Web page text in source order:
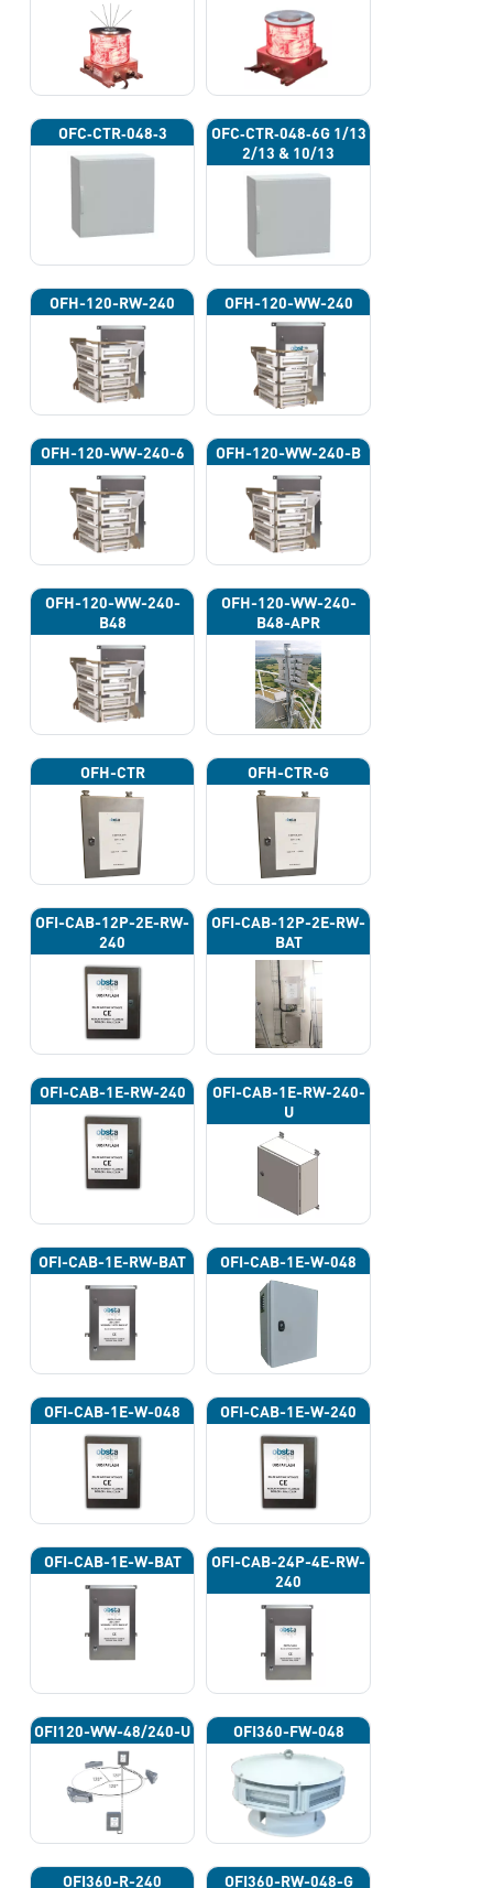
OFC‐CTR‐048‐3
OFC‐CTR‐048‐6G 1/13
2/13 & 10/13
OFH-120-RW-240 OFH-120-WW-240
OFH-120-WW-240-6 OFH-120-WW-240-B
OFH-120-WW-240-
B48
OFH-120-WW-240-
B48-APR
OFH-CTR OFH-CTR-G
OFI-CAB-12P-2E-RW-
240
OFI-CAB-12P-2E-RW-
BAT
OFI-CAB-1E-RW-240
OFI-CAB-1E-RW-240-
U
OFI-CAB-1E-RW-BAT OFI-CAB-1E-W-048
OFI-CAB-1E-W-048 OFI-CAB-1E-W-240
OFI-CAB-1E-W-BAT
OFI-CAB-24P-4E-RW-
240
OFI120-WW-48/240-U OFI360-FW-048
OFI360-R-240 OFI360-RW-048-G